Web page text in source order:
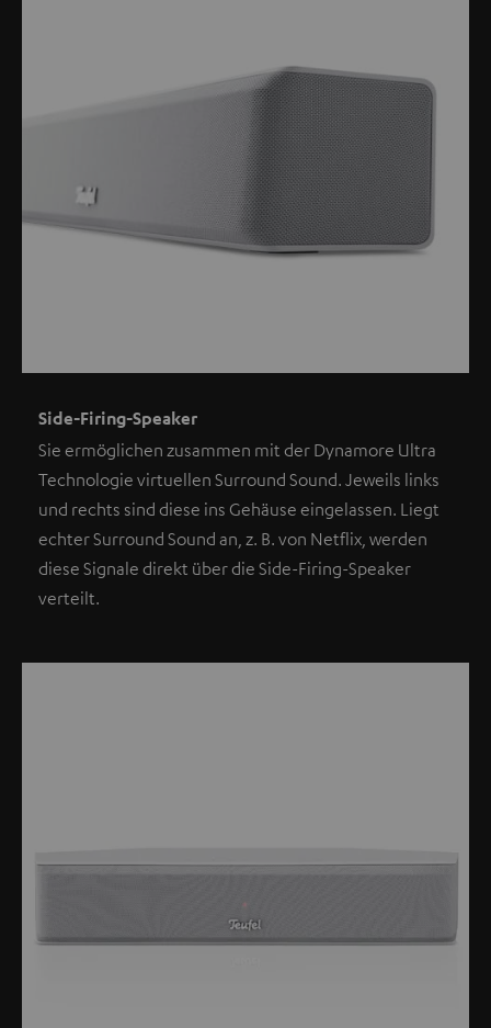
Side-Firing-Speaker
Sie ermöglichen zusammen mit der Dynamore Ultra
Technologie virtuellen Surround Sound. Jeweils links
und rechts sind diese ins Gehäuse eingelassen. Liegt
echter Surround Sound an, z. B. von Netflix, werden
diese Signale direkt über die Side-Firing-Speaker
verteilt.